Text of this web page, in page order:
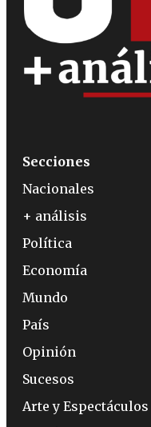
Secciones
Nacionales
+ análisis
Política
Economía
Mundo
País
Opinión
Sucesos
Arte y Espectáculos